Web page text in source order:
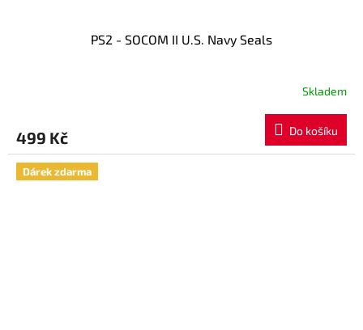
PS2 - SOCOM II U.S. Navy Seals
Skladem
499 Kč Do košíku
Dárek zdarma